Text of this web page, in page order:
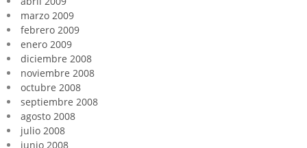
marzo 2009
febrero 2009
enero 2009
diciembre 2008
noviembre 2008
octubre 2008
septiembre 2008
agosto 2008
julio 2008
junio 2008